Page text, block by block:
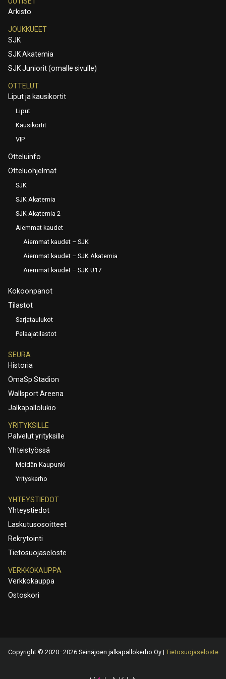
Arkisto
JOUKKUEET
SJK
SJK Akatemia
SJK Juniorit (omalle sivulle)
OTTELUT
Liput ja kausikortit
Liput
Kausikortit
VIP
Otteluinfo
Otteluohjelmat
SJK
SJK Akatemia
SJK Akatemia 2
Aiemmat kaudet
Aiemmat kaudet – SJK
Aiemmat kaudet – SJK Akatemia
Aiemmat kaudet – SJK U17
Kokoonpanot
Tilastot
Sarjataulukot
Pelaajatilastot
SEURA
Historia
OmaSp Stadion
Wallsport Areena
Jalkapallolukio
YRITYKSILLE
Palvelut yrityksille
Yhteistyössä
Meidän Kaupunki
Yrityskerho
YHTEYSTIEDOT
Yhteystiedot
Laskutusosoitteet
Rekrytointi
Tietosuojaseloste
VERKKOKAUPPA
Verkkokauppa
Ostoskori
Copyright © 2020–2026 Seinäjoen jalkapallokerho Oy | Tietosuojaseloste